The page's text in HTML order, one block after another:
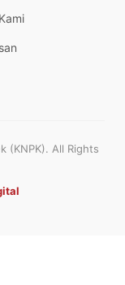
(KNPK). All Rights